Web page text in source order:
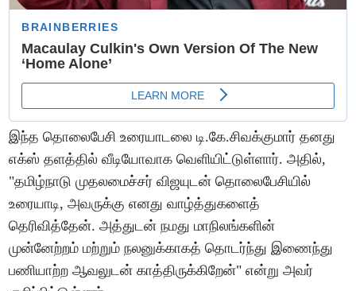
இந்த தொலைபேசி உரையாடலை டி.கே.சிவக்குமார் தனது
எக்ஸ் தளத்தில் வீடியோவாக வெளியிட்டுள்ளார். அதில்,
"தமிழ்நாடு முதலமைச்சர் விஜயுடன் தொலைபேசியில்
உரையாடி, அவருக்கு எனது வாழ்த்துகளைத்
தெரிவித்தேன். அத்துடன் நமது மாநிலங்களின்
முன்னேற்றம் மற்றும் நலனுக்காகத் தொடர்ந்து இணைந்து
பணியாற்ற ஆவலுடன் காத்திருக்கிறேன்" என்று அவர்